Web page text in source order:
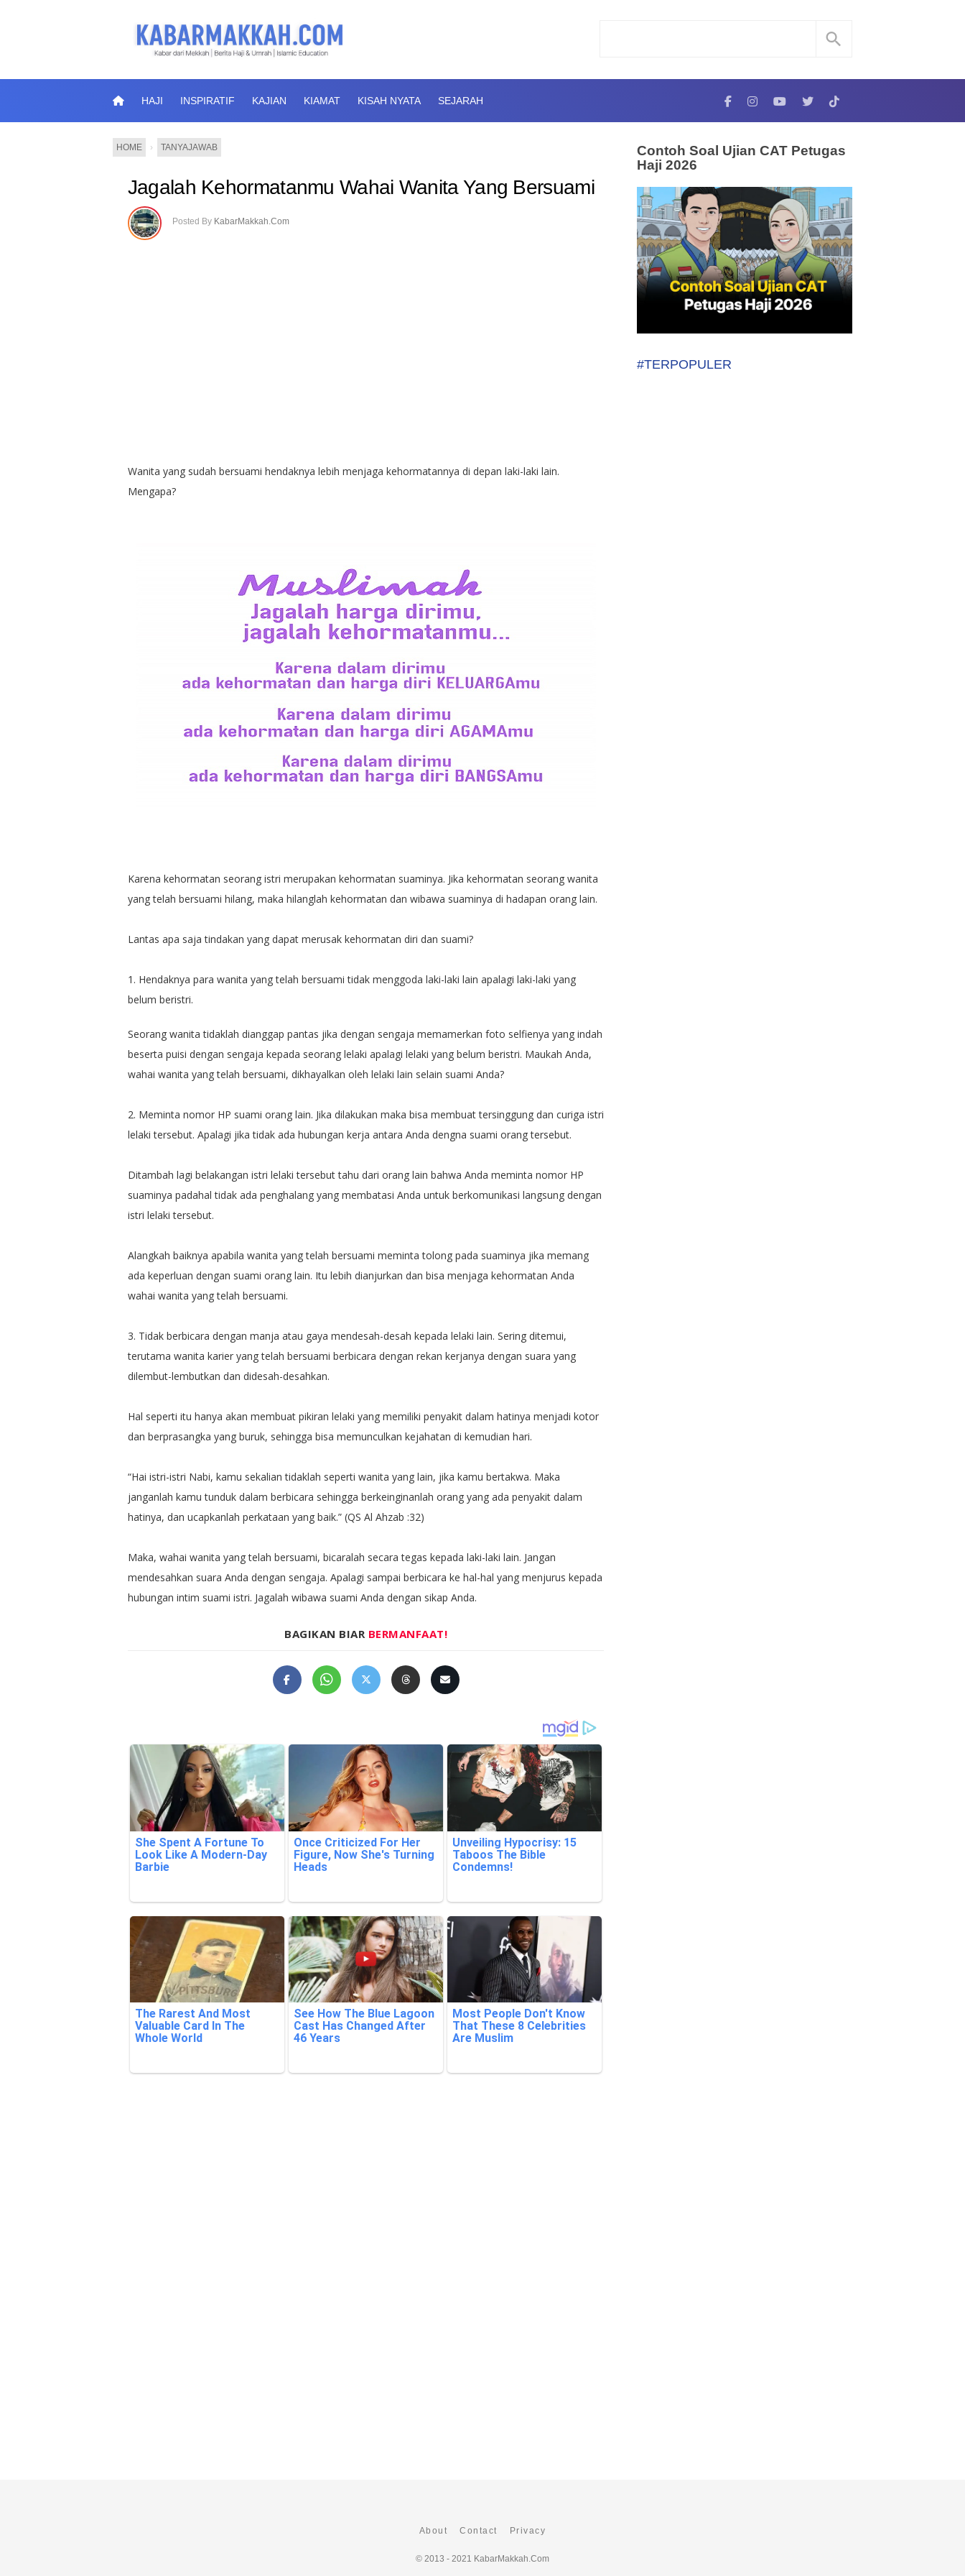
HAJI INSPIRATIF KAJIAN KIAMAT KISAH NYATA SEJARAH
HOME › TANYAJAWAB
Jagalah Kehormatanmu Wahai Wanita Yang Bersuami
Posted By KabarMakkah.Com
Wanita yang sudah bersuami hendaknya lebih menjaga kehormatannya di depan laki-laki lain.
Mengapa?
Karena kehormatan seorang istri merupakan kehormatan suaminya. Jika kehormatan seorang wanita
yang telah bersuami hilang, maka hilanglah kehormatan dan wibawa suaminya di hadapan orang lain.
Lantas apa saja tindakan yang dapat merusak kehormatan diri dan suami?
1. Hendaknya para wanita yang telah bersuami tidak menggoda laki-laki lain apalagi laki-laki yang
belum beristri.
Seorang wanita tidaklah dianggap pantas jika dengan sengaja memamerkan foto selfienya yang indah
beserta puisi dengan sengaja kepada seorang lelaki apalagi lelaki yang belum beristri. Maukah Anda,
wahai wanita yang telah bersuami, dikhayalkan oleh lelaki lain selain suami Anda?
2. Meminta nomor HP suami orang lain. Jika dilakukan maka bisa membuat tersinggung dan curiga istri
lelaki tersebut. Apalagi jika tidak ada hubungan kerja antara Anda dengna suami orang tersebut.
Ditambah lagi belakangan istri lelaki tersebut tahu dari orang lain bahwa Anda meminta nomor HP
suaminya padahal tidak ada penghalang yang membatasi Anda untuk berkomunikasi langsung dengan
istri lelaki tersebut.
Alangkah baiknya apabila wanita yang telah bersuami meminta tolong pada suaminya jika memang
ada keperluan dengan suami orang lain. Itu lebih dianjurkan dan bisa menjaga kehormatan Anda
wahai wanita yang telah bersuami.
3. Tidak berbicara dengan manja atau gaya mendesah-desah kepada lelaki lain. Sering ditemui,
terutama wanita karier yang telah bersuami berbicara dengan rekan kerjanya dengan suara yang
dilembut-lembutkan dan didesah-desahkan.
Hal seperti itu hanya akan membuat pikiran lelaki yang memiliki penyakit dalam hatinya menjadi kotor
dan berprasangka yang buruk, sehingga bisa memunculkan kejahatan di kemudian hari.
“Hai istri-istri Nabi, kamu sekalian tidaklah seperti wanita yang lain, jika kamu bertakwa. Maka
janganlah kamu tunduk dalam berbicara sehingga berkeinginanlah orang yang ada penyakit dalam
hatinya, dan ucapkanlah perkataan yang baik.” (QS Al Ahzab :32)
Maka, wahai wanita yang telah bersuami, bicaralah secara tegas kepada laki-laki lain. Jangan
mendesahkan suara Anda dengan sengaja. Apalagi sampai berbicara ke hal-hal yang menjurus kepada
hubungan intim suami istri. Jagalah wibawa suami Anda dengan sikap Anda.
BAGIKAN BIAR BERMANFAAT!
Contoh Soal Ujian CAT Petugas
Haji 2026
#TERPOPULER
About Contact Privacy
© 2013 - 2021 KabarMakkah.Com